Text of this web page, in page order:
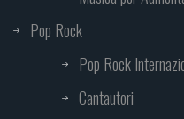
Pop Rock
Pop Rock
Cantautori